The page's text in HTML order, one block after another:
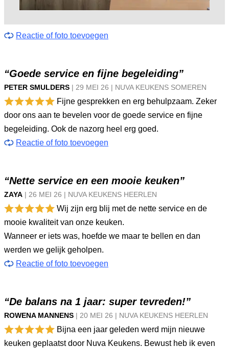
Reactie of foto toevoegen
“Goede service en fijne begeleiding”
PETER SMULDERS | 29 MEI 26 | NUVA KEUKENS SOMEREN
Fijne gesprekken en erg behulpzaam. Zeker
door ons aan te bevelen voor de goede service en fijne
begeleiding. Ook de nazorg heel erg goed.
Reactie of foto toevoegen
“Nette service en een mooie keuken”
ZAYA | 26 MEI 26 | NUVA KEUKENS HEERLEN
Wij zijn erg blij met de nette service en de
mooie kwaliteit van onze keuken.
Wanneer er iets was, hoefde we maar te bellen en dan
werden we gelijk geholpen.
Reactie of foto toevoegen
“De balans na 1 jaar: super tevreden!”
ROWENA MANNENS | 20 MEI 26 | NUVA KEUKENS HEERLEN
Bijna een jaar geleden werd mijn nieuwe
keuken geplaatst door Nuva Keukens. Bewust heb ik even